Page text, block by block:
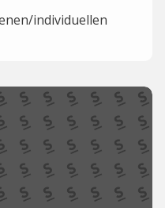
individuellen